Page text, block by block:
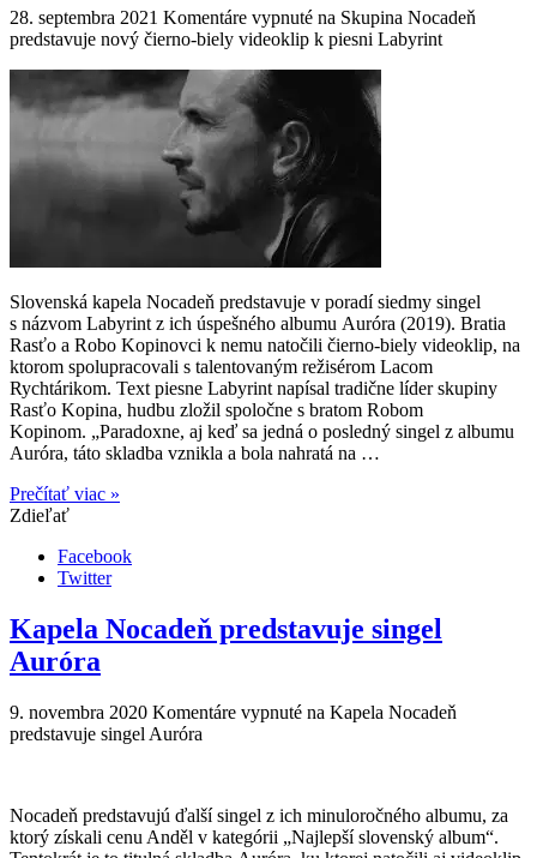
28. septembra 2021 Komentáre vypnuté na Skupina Nocadeň
predstavuje nový čierno-biely videoklip k piesni Labyrint
Slovenská kapela Nocadeň predstavuje v poradí siedmy singel
s názvom Labyrint z ich úspešného albumu Auróra (2019). Bratia
Rasťo a Robo Kopinovci k nemu natočili čierno-biely videoklip, na
ktorom spolupracovali s talentovaným režisérom Lacom
Rychtárikom. Text piesne Labyrint napísal tradične líder skupiny
Rasťo Kopina, hudbu zložil spoločne s bratom Robom
Kopinom. „Paradoxne, aj keď sa jedná o posledný singel z albumu
Auróra, táto skladba vznikla a bola nahratá na …
Prečítať viac »
Zdieľať
Facebook
Twitter
Kapela Nocadeň predstavuje singel
Auróra
9. novembra 2020 Komentáre vypnuté na Kapela Nocadeň
predstavuje singel Auróra
Nocadeň predstavujú ďalší singel z ich minuloročného albumu, za
ktorý získali cenu Anděl v kategórii „Najlepší slovenský album“.